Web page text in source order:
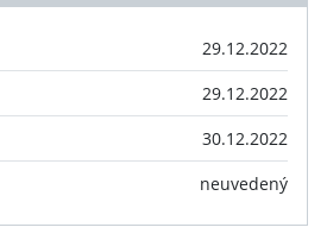
29.12.2022
29.12.2022
30.12.2022
neuvedený